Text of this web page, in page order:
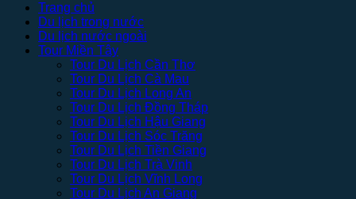
Trang chủ
Du lịch trong nước
Du lịch nước ngoài
Tour Miền Tây
Tour Du Lịch Cần Thơ
Tour Du Lịch Cà Mau
Tour Du Lịch Long An
Tour Du Lịch Đồng Tháp
Tour Du Lịch Hậu Giang
Tour Du Lịch Sóc Trăng
Tour Du Lịch Tiền Giang
Tour Du Lịch Trà Vinh
Tour Du Lịch Vĩnh Long
Tour Du Lịch An Giang